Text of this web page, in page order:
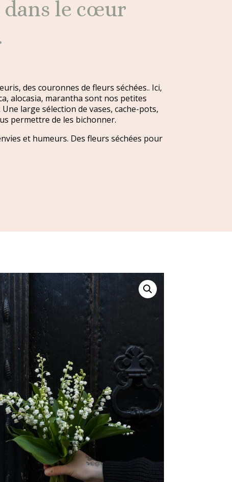
le cœur
des couronnes de fleurs séchées.. Ici,
alocasia, marantha sont nos petites
large sélection de vases, cache-pots,
permettre de les bichonner.
et humeurs. Des fleurs séchées pour